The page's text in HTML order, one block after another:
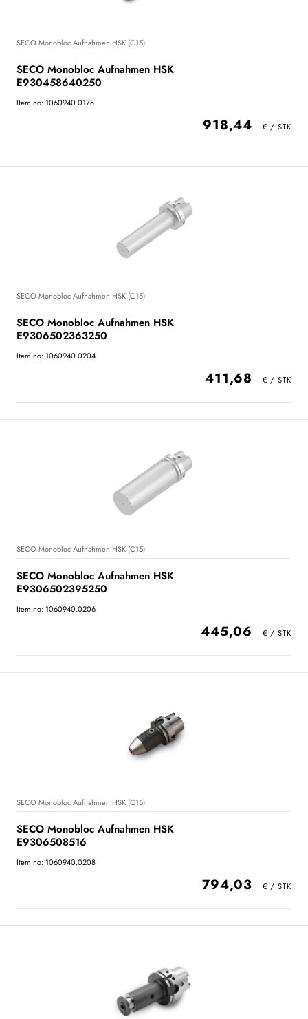
SECO Monobloc Aufnahmen HSK (C15)
SECO Monobloc Aufnahmen HSK
E930458640250
Item no: 1060940.0178
918,44
SECO Monobloc Aufnahmen HSK (C15)
SECO Monobloc Aufnahmen HSK
E9306502363250
Item no: 1060940.0204
411,68
SECO Monobloc Aufnahmen HSK (C15)
SECO Monobloc Aufnahmen HSK
E9306502395250
Item no: 1060940.0206
445,06
SECO Monobloc Aufnahmen HSK (C15)
SECO Monobloc Aufnahmen HSK
E9306508516
Item no: 1060940.0208
794,03